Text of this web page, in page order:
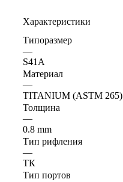
Характеристики
Типоразмер
—
S41A
Материал
—
TITANIUM (ASTM 265)
Толщина
—
0.8 mm
Тип рифления
—
ТК
Тип портов